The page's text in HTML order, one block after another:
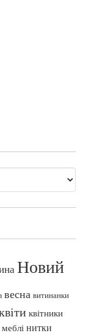
Новий
весна витинанки
квітники
меблі нитки